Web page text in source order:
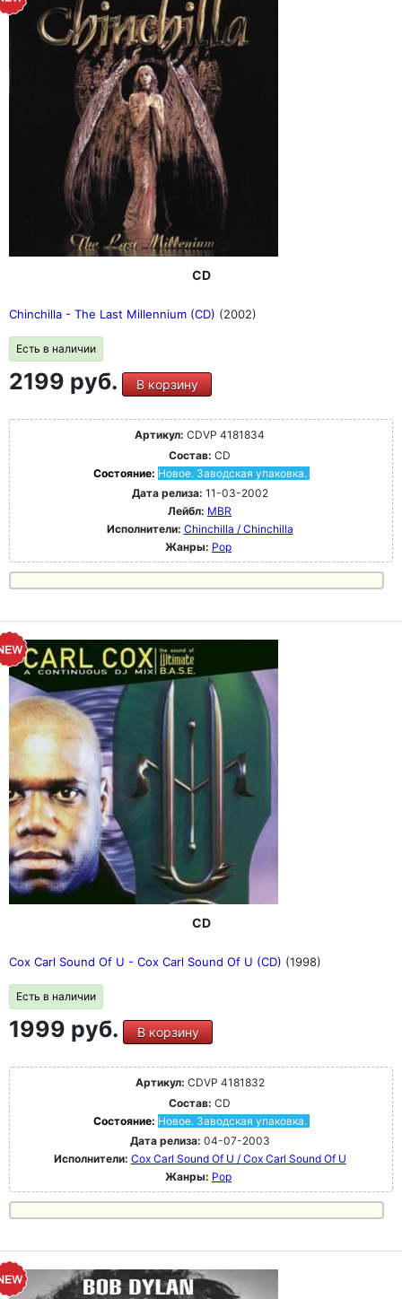
CD
Chinchilla - The Last Millennium (CD) (2002)
Есть в наличии
2199 руб. В корзину
Артикул: CDVP 4181834
Состав: CD
Состояние: Новое. Заводская упаковка.
Дата релиза: 11-03-2002
Лейбл: MBR
Исполнители: Chinchilla / Chinchilla
Жанры: Pop
CD
Cox Carl Sound Of U - Cox Carl Sound Of U (CD) (1998)
Есть в наличии
1999 руб. В корзину
Артикул: CDVP 4181832
Состав: CD
Состояние: Новое. Заводская упаковка.
Дата релиза: 04-07-2003
Исполнители: Cox Carl Sound Of U / Cox Carl Sound Of U
Жанры: Pop